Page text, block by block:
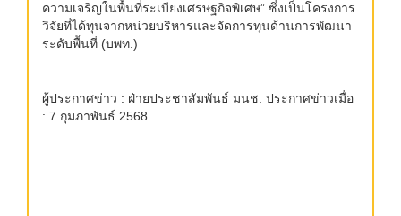
ความเจริญในพื้นที่ระเบียงเศรษฐกิจพิเศษ” ซึ่งเป็นโครงการ
วิจัยที่ได้ทุนจากหน่วยบริหารและจัดการทุนด้านการพัฒนา
ระดับพื้นที่ (บพท.)
ผู้ประกาศข่าว : ฝ่ายประชาสัมพันธ์ มนช. ประกาศข่าวเมื่อ
: 7 กุมภาพันธ์ 2568